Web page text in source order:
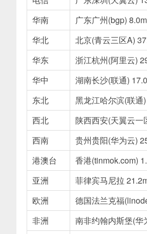
华南
广东广州(bgp)
华北
北京(青云三区A)
华东
浙江杭州(阿里云)
华中
湖南长沙(联通)
东北
黑龙江哈尔滨(联通
西北
陕西西安(天翼云一
西南
贵州贵阳(华为云)
港澳台
香港(tinmok.com)
亚洲
菲律宾马尼拉
欧洲
德国法兰克福
非洲
南非约翰内斯堡(华